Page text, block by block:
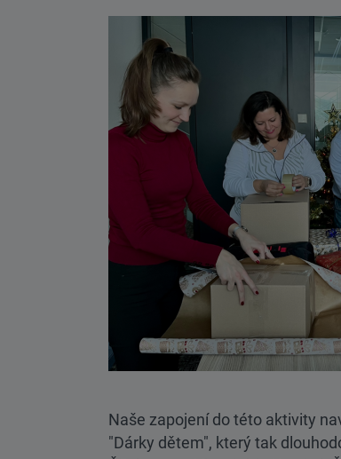
Naše zapojení do této aktivity
"Dárky dětem", který tak